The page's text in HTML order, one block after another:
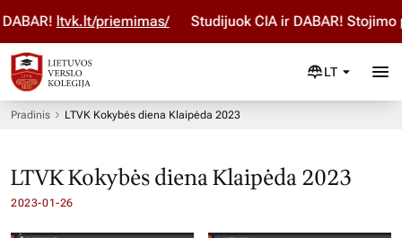
ltvk.lt/priemimas/ Studijuok ČIA ir DABAR! Stojimo
LT
Pradinis LTVK Kokybės diena Klaipėda 2023
LTVK Kokybės diena Klaipėda 2023
2023-01-26